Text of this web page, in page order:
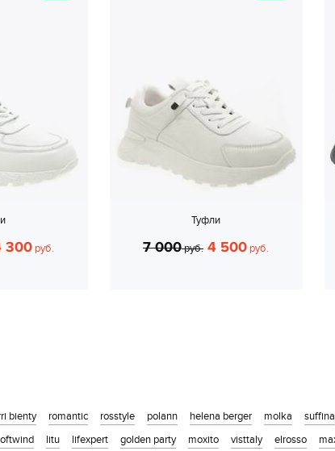
300руб.
Туфли
7 000руб. 4 500 руб.
bienty romantic rosstyle polann helena berger molka suffina
litu lifexpert golden party moxito visttaly elrosso